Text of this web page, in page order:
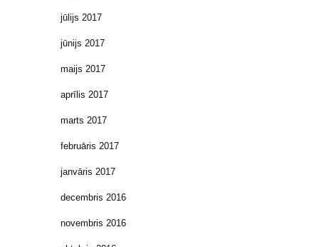
jūlijs 2017
jūnijs 2017
maijs 2017
aprīlis 2017
marts 2017
februāris 2017
janvāris 2017
decembris 2016
novembris 2016